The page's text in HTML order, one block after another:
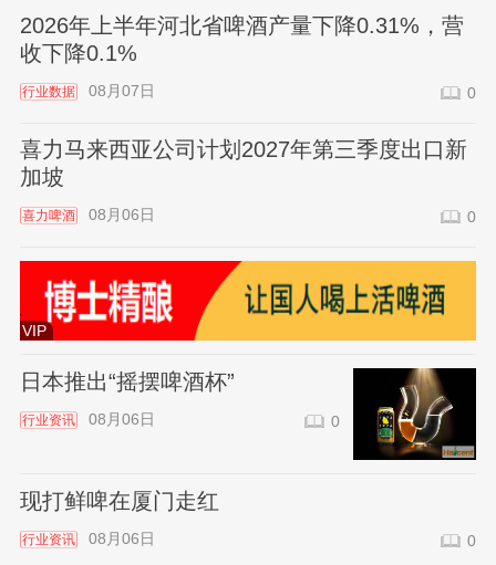
2026年上半年河北省啤酒产量下降0.31%，营
收下降0.1%
行业数据 08月07日 0
喜力马来西亚公司计划2027年第三季度出口新
加坡
喜力啤酒 08月06日 0
VIP
日本推出“摇摆啤酒杯”
行业资讯 08月06日 0
现打鲜啤在厦门走红
行业资讯 08月06日 0